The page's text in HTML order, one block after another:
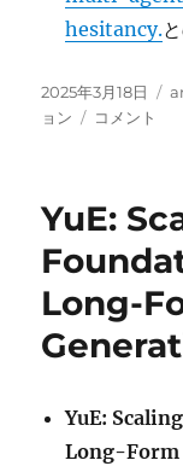
hesitancy.
投
稿
2025年3月18日
ョン
Can
Generative
Simulate
Human
Behavior
and
Health
Policy?
コメント
YuE:
Long-
YuE:
Long-Form